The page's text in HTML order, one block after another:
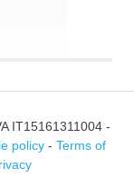
IT15161311004 -
policy - Terms of